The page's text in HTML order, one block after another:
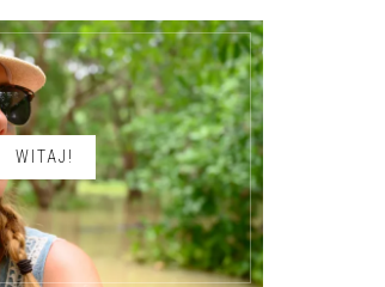
WITAJ!